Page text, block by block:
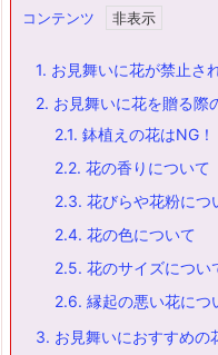
コンテンツ
1. お見舞いに花が禁止さ
2. お見舞いに花を贈る際
2.1. 鉢植えの花はNG！
2.2. 花の香りについて
2.3. 花びらや花粉につ
2.4. 花の色について
2.5. 花のサイズについ
2.6. 縁起の悪い花につ
3. お見舞いにおすすめの